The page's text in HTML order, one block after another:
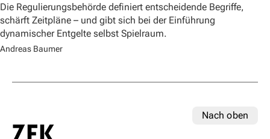
Die Regulierungsbehörde definiert entscheidende Begriffe,
schärft Zeitpläne – und gibt sich bei der Einführung
dynamischer Entgelte selbst Spielraum.
Andreas Baumer
Nach oben